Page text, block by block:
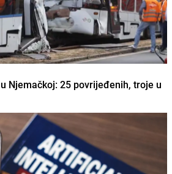
Njemačkoj: 25 povrijeđenih, troje u